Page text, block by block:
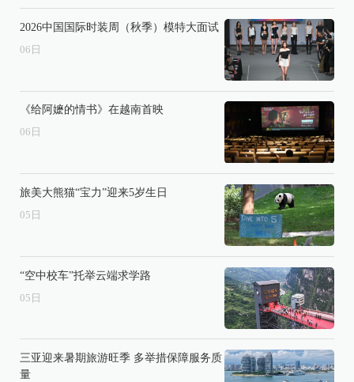
2026中国国际时装周（秋季）模特大面试
06 日
《给阿嬷的情书》在越南首映
06 日
旅美大熊猫“宝力”迎来5岁生日
05 日
“空中校车”托举云端求学路
05 日
三亚迎来暑期旅游旺季 多举措保障服务质
量